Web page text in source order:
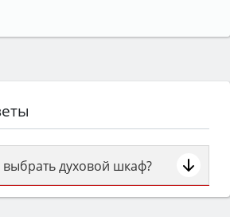
духовой шкаф?
с типом (газовый или